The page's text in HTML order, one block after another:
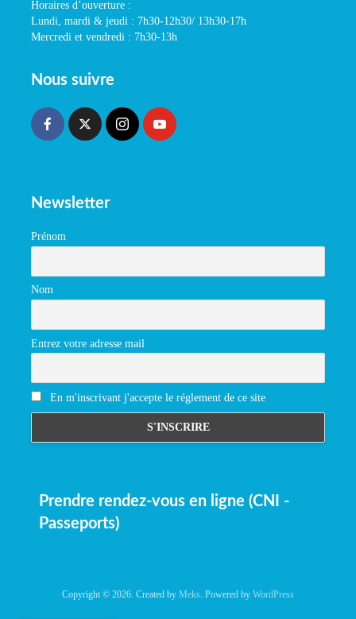
Horaires d’ouverture :
Lundi, mardi & jeudi : 7h30-12h30/ 13h30-17h
Mercredi et vendredi : 7h30-13h
Nous suivre
Newsletter
Prénom
Nom
Entrez votre adresse mail
En m'inscrivant j'accepte le réglement de ce site
Prendre rendez-vous en ligne (CNI -
Passeports)
Copyright © 2026. Created by Meks . Powered by WordPress